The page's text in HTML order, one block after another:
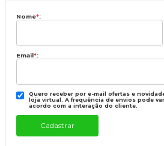
Nome*:
Email*:
Quero receber por e-mail ofertas e
loja virtual. A frequência de envios pode
acordo com a interação do cliente.